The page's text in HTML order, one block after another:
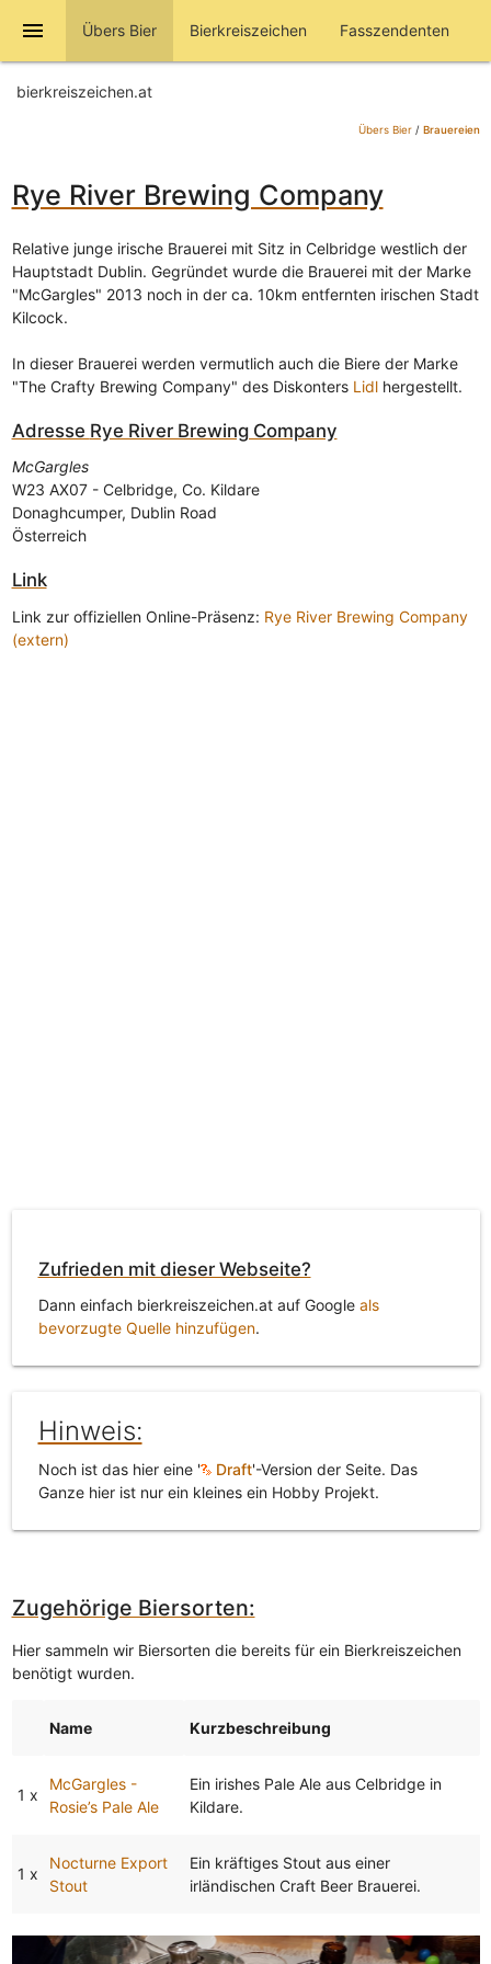
menu Übers Bier Bierkreiszeichen Fasszendenten
bierkreiszeichen.at
Übers Bier/ Brauereien
Rye River Brewing Company
Relative junge irische Brauerei mit Sitz in Celbridge westlich der
Hauptstadt Dublin. Gegründet wurde die Brauerei mit der Marke
"McGargles" 2013 noch in der ca. 10km entfernten irischen Stadt
Kilcock.
In dieser Brauerei werden vermutlich auch die Biere der Marke
"The Crafty Brewing Company" des Diskonters Lidlhergestellt.
Adresse Rye River Brewing Company
McGargles
W23 AX07- Celbridge, Co. Kildare
Donaghcumper, Dublin Road
Österreich
Link
Link zur offiziellen Online-Präsenz: Rye River Brewing Company
(extern)
Zufrieden mit dieser Webseite?
Dann einfach bierkreiszeichen.at auf Google als
bevorzugte Quelle hinzufügen.
Hinweis:
Noch ist das hier eine ' Draft'-Version der Seite. Das
Ganze hier ist nur ein kleines ein Hobby Projekt.
Zugehörige Biersorten:
Hier sammeln wir Biersorten die bereits für ein Bierkreiszeichen
benötigt wurden.
Name Kurzbeschreibung
1 x
McGargles -
Rosie’s Pale Ale
Ein irishes Pale Ale aus Celbridge in
Kildare.
1 x
Nocturne Export
Stout
Ein kräftiges Stout aus einer
irländischen Craft Beer Brauerei.